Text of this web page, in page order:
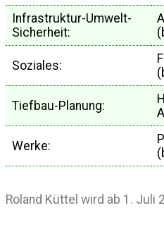
Infrastruktur-Umwelt-
Sicherheit:
Soziales:
Tiefbau-Planung:
Werke:
Roland Küttel wird ab 1.